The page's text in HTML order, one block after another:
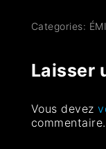
Categories:
Laisser
Vous devez
commentaire.